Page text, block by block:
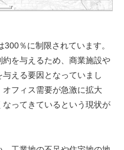
％に制限されています。
を与えるため、商業施設や
える要因となっていまし
フィス需要が急激に拡大
ってきているという現状が